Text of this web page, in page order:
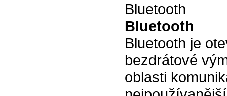
Bluetooth
Bluetooth
Bluetooth je
bezdrátové
oblasti